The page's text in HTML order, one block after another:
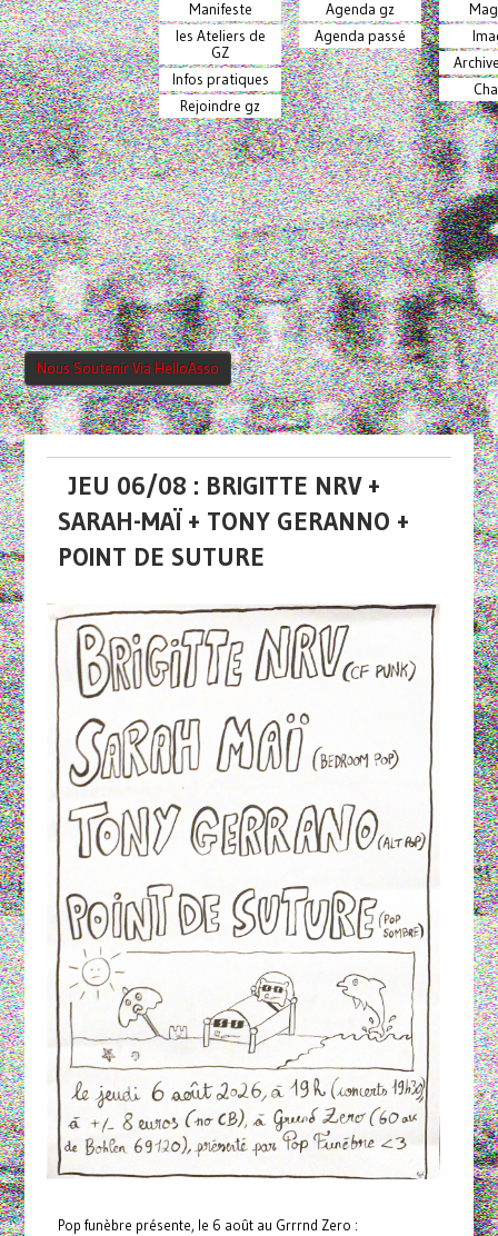
Manifeste
les Ateliers de
GZ
Infos pratiques
Rejoindre gz
Agenda gz
Agenda passé
Nous Soutenir Via HelloAsso
JEU 06/08 : BRIGITTE NRV +
SARAH-MAÏ + TONY GERANNO +
POINT DE SUTURE
Pop funèbre présente, le 6 août au Grrrnd Zero :